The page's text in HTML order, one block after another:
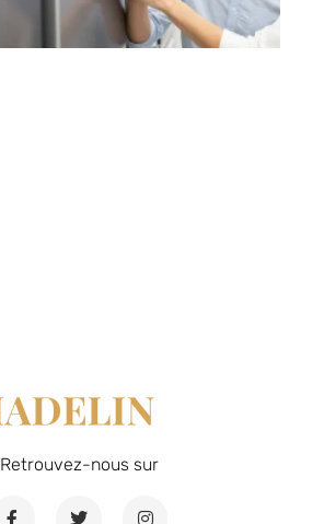
Retrouvez-nous sur